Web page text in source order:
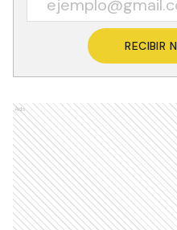
RECIBIR
Ads